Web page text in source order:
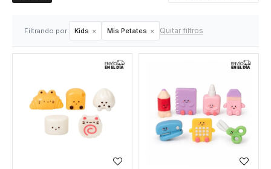
Filtrando por: Kids Mis Petates Quitar filtros